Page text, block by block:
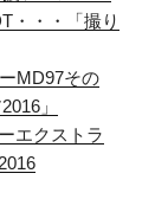
・・・「撮り
MD97その
」
エクストラ